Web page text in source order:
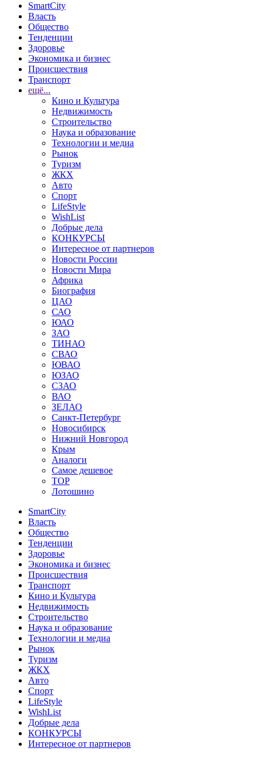
SmartCity
Власть
Общество
Тенденции
Здоровье
Экономика и бизнес
Происшествия
Транспорт
ещё...
Кино и Культура
Недвижимость
Строительство
Наука и образование
Технологии и медиа
Рынок
Туризм
ЖКХ
Авто
Спорт
LifeStyle
WishList
Добрые дела
КОНКУРСЫ
Интересное от партнеров
Новости России
Новости Мира
Африка
Биография
ЦАО
САО
ЮАО
ЗАО
ТИНАО
СВАО
ЮВАО
ЮЗАО
СЗАО
ВАО
ЗЕЛАО
Санкт-Петербург
Новосибирск
Нижний Новгород
Крым
Аналоги
Самое дешевое
TOP
Лотошино
SmartCity
Власть
Общество
Тенденции
Здоровье
Экономика и бизнес
Происшествия
Транспорт
Кино и Культура
Недвижимость
Строительство
Наука и образование
Технологии и медиа
Рынок
Туризм
ЖКХ
Авто
Спорт
LifeStyle
WishList
Добрые дела
КОНКУРСЫ
Интересное от партнеров